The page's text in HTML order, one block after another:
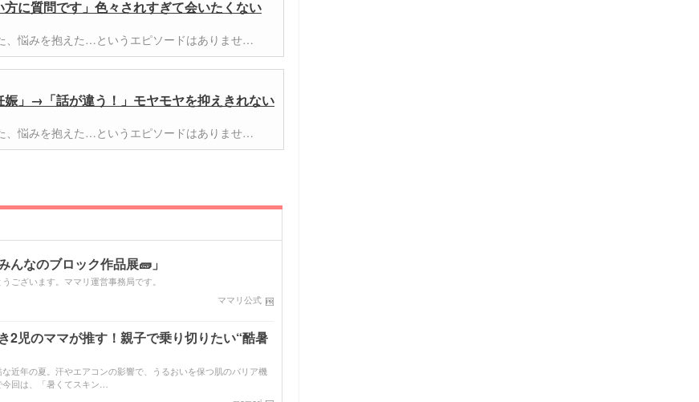
に質問です」色々されすぎて会いたくない
、悩みを抱えた…というエピソードはありませ…
」→「話が違う！」モヤモヤを抑えきれない
、悩みを抱えた…というエピソードはありませ…
んなのブロック作品展🧱」
ございます。ママリ運営事務局です。
ママリ公式
2児のママが推す！親子で乗り切りたい“酷暑
近年の夏。汗やエアコンの影響で、うるおいを保つ肌のバリア機
回は、「暑くてスキン…